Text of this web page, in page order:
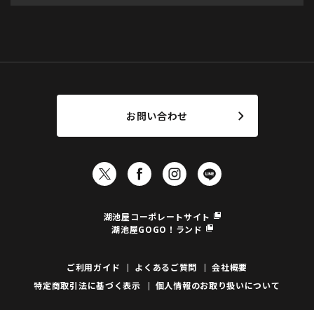
お問い合わせ
湖池屋コーポレートサイト
湖池屋GOGO！ランド
ご利用ガイド よくあるご質問
会社概要
特定商取引法に基づく表示
個人情報のお取り扱いについて